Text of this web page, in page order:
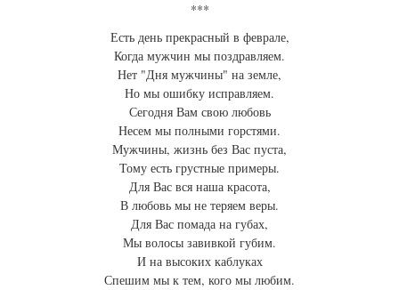
***
Есть день прекрасный в феврале,
Когда мужчин мы поздравляем.
Нет "Дня мужчины" на земле,
Но мы ошибку исправляем.
Сегодня Вам свою любовь
Несем мы полными горстями.
Мужчины, жизнь без Вас пуста,
Тому есть грустные примеры.
Для Вас вся наша красота,
В любовь мы не теряем веры.
Для Вас помада на губах,
Мы волосы завивкой губим.
И на высоких каблуках
Спешим мы к тем, кого мы любим.